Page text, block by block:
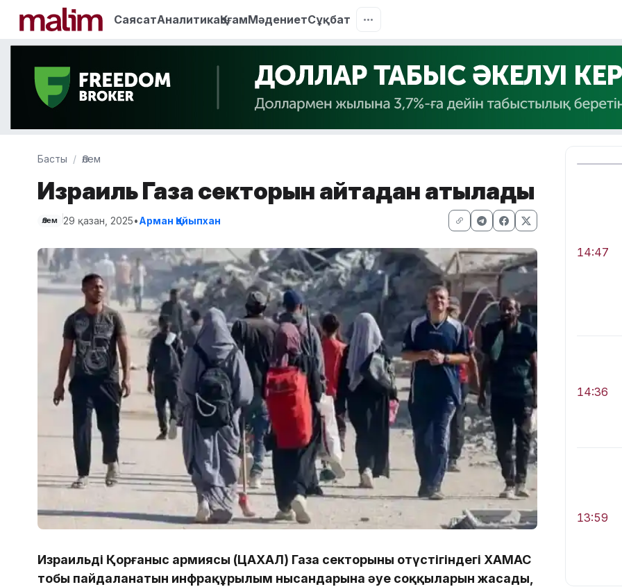
СаясатАналитикаҚоғамМәдениетСұқбат
Басты Әлем
Израиль Газа секторын қайтадан атқылады
Әлем 29 қазан, 2025•Арман Қайыпхан
Израильдің Қорғаныс армиясы (ЦАХАЛ) Газа секторының оңтүстігіндегі ХАМАС
тобы пайдаланатын инфрақұрылым нысандарына әуе соққыларын жасады,
14:47
14:36
13:59